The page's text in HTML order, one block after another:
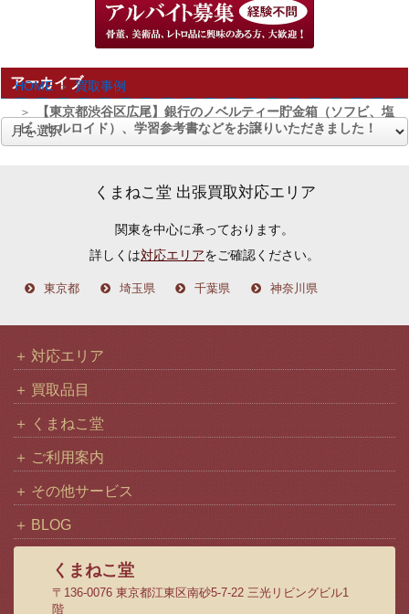
HOME
買取事例
【東京都渋谷区広尾】銀行のノベルティー貯金箱（ソフビ、塩
ビ、セルロイド）、学習参考書などをお譲りいただきました！
アーカイブ
くまねこ堂 出張買取対応エリア
関東を中心に承っております。
詳しくは対応エリアをご確認ください。
東京都 埼玉県 千葉県 神奈川県
対応エリア
買取品目
くまねこ堂
ご利用案内
その他サービス
BLOG
くまねこ堂
〒136-0076 東京都江東区南砂5-7-22 三光リビングビル1
階